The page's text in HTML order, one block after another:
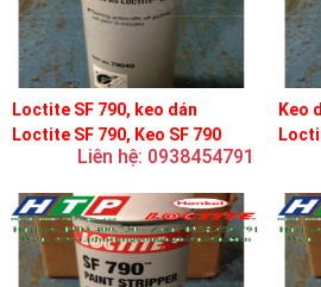
Loctite SF 790, keo dán
Loctite SF 790, Keo SF 790
Liên hệ: 0938454791
Keo